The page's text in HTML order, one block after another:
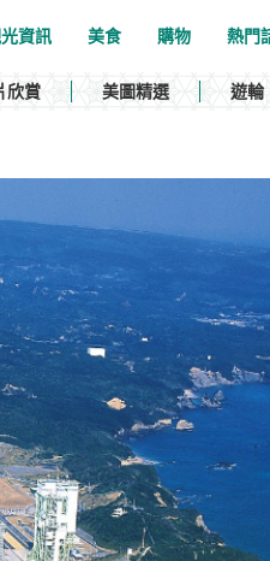
資訊 美食 購物 熱門
欣賞 美圖精選 遊輪